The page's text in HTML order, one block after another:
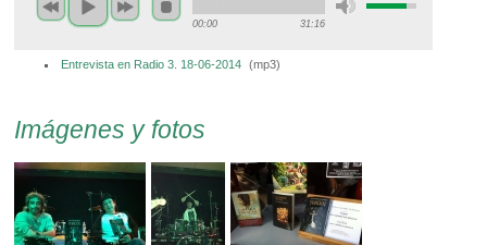
00:00 31:16
Entrevista en Radio 3. 18-06-2014 (mp3)
Imágenes y fotos